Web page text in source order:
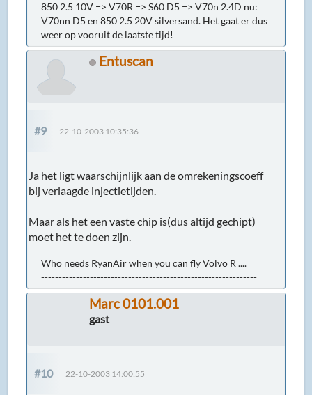
850 2.5 10V => V70R => S60 D5 => V70n 2.4D nu:
V70nn D5 en 850 2.5 20V silversand. Het gaat er dus
weer op vooruit de laatste tijd!
Entuscan
#9 22-10-2003 10:35:36
Ja het ligt waarschijnlijk aan de omrekeningscoeff
bij verlaagde injectietijden.
Maar als het een vaste chip is(dus altijd gechipt)
moet het te doen zijn.
Who needs RyanAir when you can fly Volvo R ....
--------------------------------------------------------------
Marc 0101.001
gast
#10 22-10-2003 14:00:55